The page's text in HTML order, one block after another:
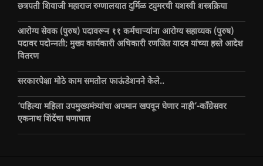
छत्रपती शिवाजी महाराज रुग्णालयात दुर्मिळ ट्युमरची यशस्वी शस्त्रक्रिया
आरोग्य सेवक (पुरुष) पदावरून ११ कर्मचाऱ्यांना आरोग्य सहाय्यक (पुरुष)
पदावर पदोन्नती; मुख्य कार्यकारी अधिकारी रणजित यादव यांच्या हस्ते आदेश
वितरण
सरकारपेक्षा मोठे काम समतोल फाऊंडेशनने केले..
‘पहिल्या महिला उपमुख्यमंत्र्यांचा अपमान खपवून घेणार नाही’-काँग्रेसवर
एकनाथ शिंदेंचा घणाघात